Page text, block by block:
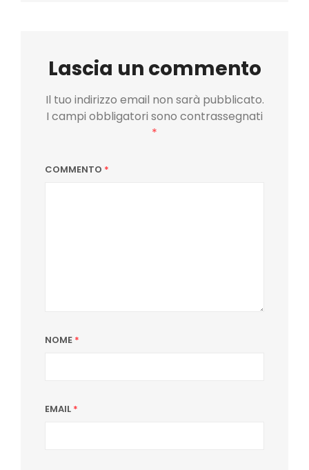
Lascia un commento
Il tuo indirizzo email non sarà pubblicato.
I campi obbligatori sono contrassegnati
*
COMMENTO *
NOME *
EMAIL *